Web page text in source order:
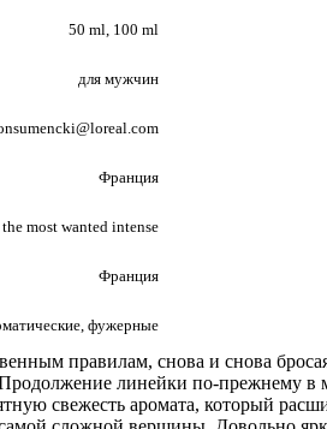
50 ml, 100 ml
для мужчин
Франция
the most wanted intense
Франция
фужерные
правилам, снова и снова
линейки по-прежнему
свежесть аромата, который